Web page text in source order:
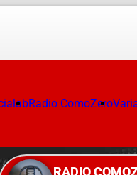
Radio ComoZero
RADIO